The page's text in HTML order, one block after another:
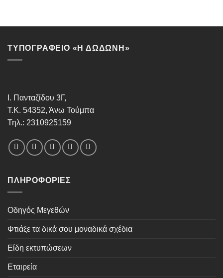
ΤΥΠΟΓΡΑΦΕΙΟ «Η ΔΩΔΩΝΗ»
Ι. Πανταζίδου 3Γ,
Τ.Κ. 54352, Άνω Τούμπα
Τηλ.: 2310925159
ΠΛΗΡΟΦΟΡΊΕΣ
Οδηγός Μεγεθών
Φτιάξε τα δικά σου μοναδικά σχέδια
Είδη εκτυπώσεων
Εταιρεία